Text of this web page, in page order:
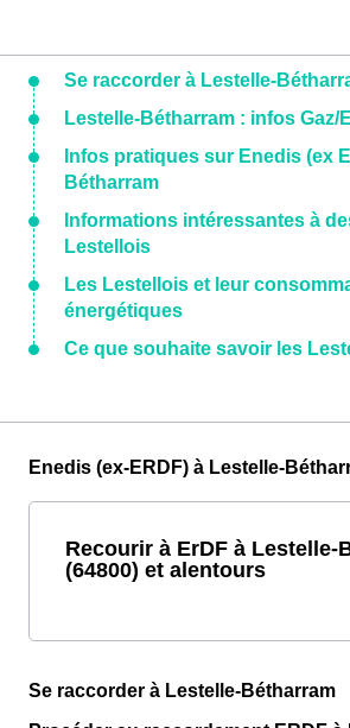
Se raccorder à Lestelle-
Lestelle-Bétharram : infos Gaz/
Infos pratiques sur Enedis (ex
Bétharram
Informations intéressantes à
Lestellois
Les Lestellois et leur
énergétiques
Ce que souhaite savoir les
Enedis (ex-ERDF) à Lestelle-
Recourir à ErDF à Lestelle-
(64800) et alentours
Se raccorder à Lestelle-Bétharram